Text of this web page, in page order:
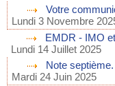
Votre
Lundi 3 Novembre
EMDR - IMO
Lundi 14 Juillet 2025
Note
Mardi 24 Juin 2025